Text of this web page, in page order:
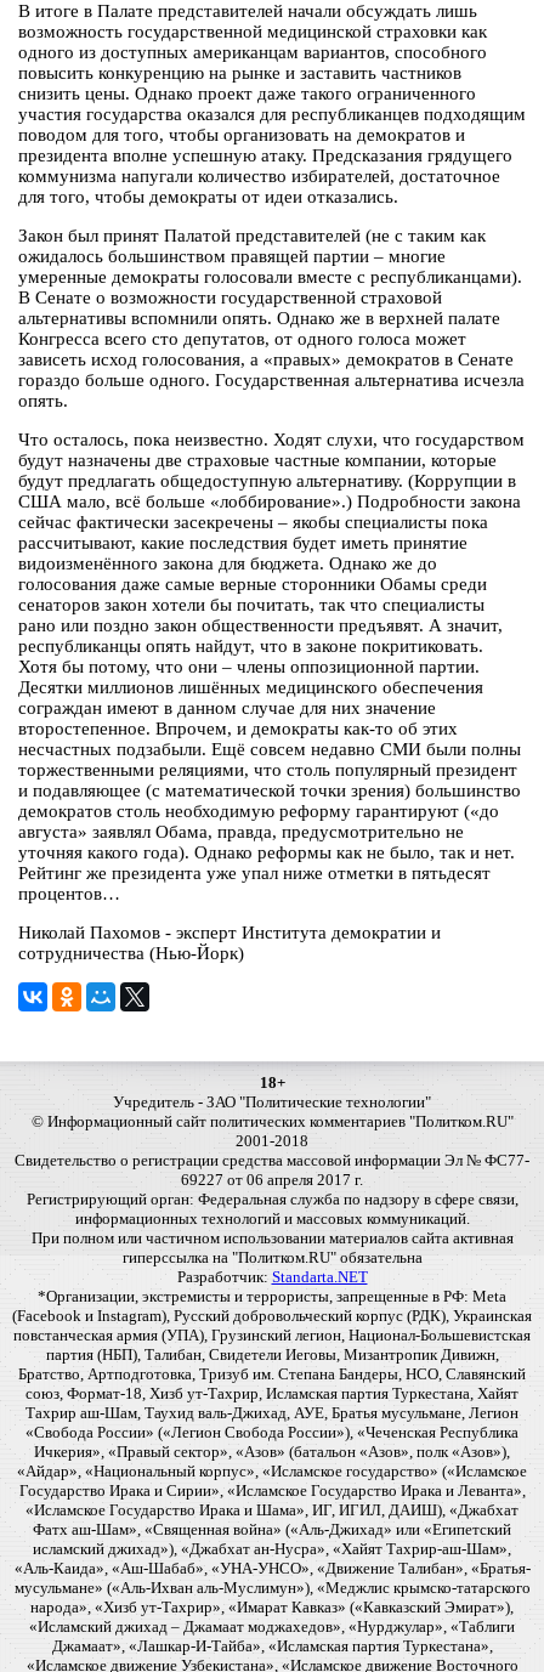
В итоге в Палате представителей начали обсуждать лишь
возможность государственной медицинской страховки как
одного из доступных американцам вариантов, способного
повысить конкуренцию на рынке и заставить частников
снизить цены. Однако проект даже такого ограниченного
участия государства оказался для республиканцев подходящим
поводом для того, чтобы организовать на демократов и
президента вполне успешную атаку. Предсказания грядущего
коммунизма напугали количество избирателей, достаточное
для того, чтобы демократы от идеи отказались.
Закон был принят Палатой представителей (не с таким как
ожидалось большинством правящей партии – многие
умеренные демократы голосовали вместе с республиканцами).
В Сенате о возможности государственной страховой
альтернативы вспомнили опять. Однако же в верхней палате
Конгресса всего сто депутатов, от одного голоса может
зависеть исход голосования, а «правых» демократов в Сенате
гораздо больше одного. Государственная альтернатива исчезла
опять.
Что осталось, пока неизвестно. Ходят слухи, что государством
будут назначены две страховые частные компании, которые
будут предлагать общедоступную альтернативу. (Коррупции в
США мало, всё больше «лоббирование».) Подробности закона
сейчас фактически засекречены – якобы специалисты пока
рассчитывают, какие последствия будет иметь принятие
видоизменённого закона для бюджета. Однако же до
голосования даже самые верные сторонники Обамы среди
сенаторов закон хотели бы почитать, так что специалисты
рано или поздно закон общественности предъявят. А значит,
республиканцы опять найдут, что в законе покритиковать.
Хотя бы потому, что они – члены оппозиционной партии.
Десятки миллионов лишённых медицинского обеспечения
сограждан имеют в данном случае для них значение
второстепенное. Впрочем, и демократы как-то об этих
несчастных подзабыли. Ещё совсем недавно СМИ были полны
торжественными реляциями, что столь популярный президент
и подавляющее (с математической точки зрения) большинство
демократов столь необходимую реформу гарантируют («до
августа» заявлял Обама, правда, предусмотрительно не
уточняя какого года). Однако реформы как не было, так и нет.
Рейтинг же президента уже упал ниже отметки в пятьдесят
процентов…
Николай Пахомов - эксперт Института демократии и
сотрудничества (Нью-Йорк)
18+
Учредитель - ЗАО "Политические технологии"
© Информационный сайт политических комментариев "Политком.RU"
2001-2018
Свидетельство о регистрации средства массовой информации Эл № ФС77-
69227 от 06 апреля 2017 г.
Регистрирующий орган: Федеральная служба по надзору в сфере связи,
информационных технологий и массовых коммуникаций.
При полном или частичном использовании материалов сайта активная
гиперссылка на "Политком.RU" обязательна
Разработчик: Standarta.NET
*Организации, экстремисты и террористы, запрещенные в РФ: Meta
(Facebook и Instagram), Русский добровольческий корпус (РДК), Украинская
повстанческая армия (УПА), Грузинский легион, Национал-Большевистская
партия (НБП), Талибан, Свидетели Иеговы, Мизантропик Дивижн,
Братство, Артподготовка, Тризуб им. Степана Бандеры, НСО, Славянский
союз, Формат-18, Хизб ут-Тахрир, Исламская партия Туркестана, Хайят
Тахрир аш-Шам, Таухид валь-Джихад, АУЕ, Братья мусульмане, Легион
«Свобода России» («Легион Свобода России»), «Чеченская Республика
Ичкерия», «Правый сектор», «Азов» (батальон «Азов», полк «Азов»),
«Айдар», «Национальный корпус», «Исламское государство» («Исламское
Государство Ирака и Сирии», «Исламское Государство Ирака и Леванта»,
«Исламское Государство Ирака и Шама», ИГ, ИГИЛ, ДАИШ), «Джабхат
Фатх аш-Шам», «Священная война» («Аль-Джихад» или «Египетский
исламский джихад»), «Джабхат ан-Нусра», «Хайят Тахрир-аш-Шам»,
«Аль-Каида», «Аш-Шабаб», «УНА-УНСО», «Движение Талибан», «Братья-
мусульмане» («Аль-Ихван аль-Муслимун»), «Меджлис крымско-татарского
народа», «Хизб ут-Тахрир», «Имарат Кавказ» («Кавказский Эмират»),
«Исламский джихад – Джамаат моджахедов», «Нурджулар», «Таблиги
Джамаат», «Лашкар-И-Тайба», «Исламская партия Туркестана»,
«Исламское движение Узбекистана», «Исламское движение Восточного